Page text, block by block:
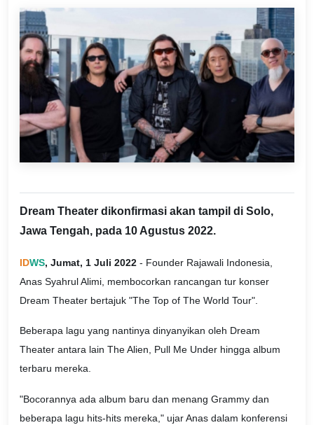
Dream Theater dikonfirmasi akan tampil di Solo,
Jawa Tengah, pada 10 Agustus 2022.
IDWS, Jumat, 1 Juli 2022 - Founder Rajawali Indonesia,
Anas Syahrul Alimi, membocorkan rancangan tur konser
Dream Theater bertajuk "The Top of The World Tour".
Beberapa lagu yang nantinya dinyanyikan oleh Dream
Theater antara lain The Alien, Pull Me Under hingga album
terbaru mereka.
"Bocorannya ada album baru dan menang Grammy dan
beberapa lagu hits-hits mereka," ujar Anas dalam konferensi